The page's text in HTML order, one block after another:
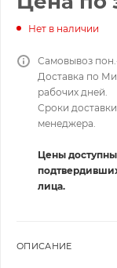
Нет в наличии
Самовывоз
Доставка по
рабочих дней.
Сроки
менеджера.
Цены
лица.
ОПИСАНИЕ